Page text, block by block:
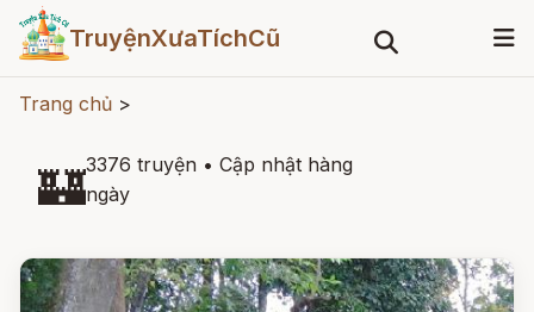
TruyệnXưaTíchCũ
Trang chủ >
🏰3376 truyện • Cập nhật hàng
ngày